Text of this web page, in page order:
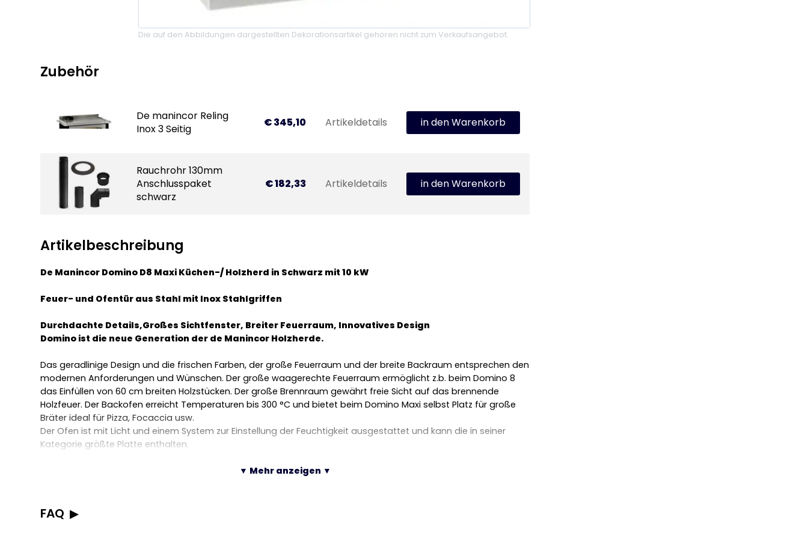
Die auf den Abbildungen dargestellten Dekorationsartikel gehören nicht zum Verkaufsangebot.
Zubehör
De manincor Reling
Inox 3 Seitig
€ 345,10 Artikeldetails in den Warenkorb
Rauchrohr 130mm
Anschlusspaket
schwarz
€ 182,33 Artikeldetails in den Warenkorb
Artikelbeschreibung
De Manincor Domino D8 Maxi Küchen-/ Holzherd in Schwarz mit 10 kW
Feuer- und Ofentür aus Stahl mit Inox Stahlgriffen
Durchdachte Details,Großes Sichtfenster, Breiter Feuerraum, Innovatives Design
Domino ist die neue Generation der de Manincor Holzherde.
Das geradlinige Design und die frischen Farben, der große Feuerraum und der breite Backraum entsprechen den
modernen Anforderungen und Wünschen. Der große waagerechte Feuerraum ermöglicht z.b. beim Domino 8
das Einfüllen von 60 cm breiten Holzstücken. Der große Brennraum gewährt freie Sicht auf das brennende
Holzfeuer. Der Backofen erreicht Temperaturen bis 300 °C und bietet beim Domino Maxi selbst Platz für große
Bräter ideal für Pizza, Focaccia usw.
Der Ofen ist mit Licht und einem System zur Einstellung der Feuchtigkeit ausgestattet und kann die in seiner
Kategorie größte Platte enthalten.
Kochplatte aus dickem Strahlguss für eine optimale Wärmeleitung
▼ Mehr anzeigen ▼
FAQ